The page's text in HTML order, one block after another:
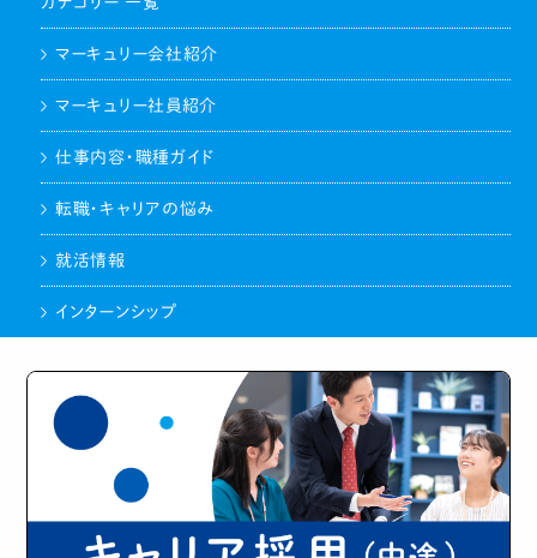
マーキュリー会社紹介
マーキュリー社員紹介
仕事内容・職種ガイド
転職・キャリアの悩み
就活情報
インターンシップ